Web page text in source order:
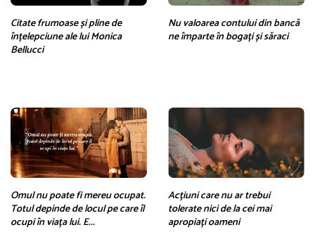
Citate frumoase și pline de
înțelepciune ale lui Monica
Bellucci
Nu valoarea contului din bancă
ne împarte în bogați și săraci
Omul nu poate fi mereu ocupat.
Totul depinde de locul pe care îl
ocupi în viața lui. E...
Acțiuni care nu ar trebui
tolerate nici de la cei mai
apropiați oameni